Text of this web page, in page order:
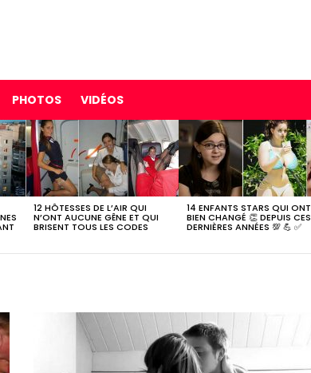
PHOTOS VIDÉOS
12 HÔTESSES DE L’AIR QUI
N’ONT AUCUNE GÊNE ET QUI
BRISENT TOUS LES CODES
14 ENFANTS STARS QUI ONT
BIEN CHANGÉ 👏 DEPUIS CES
DERNIÈRES ANNÉES 💯 💪 ✅